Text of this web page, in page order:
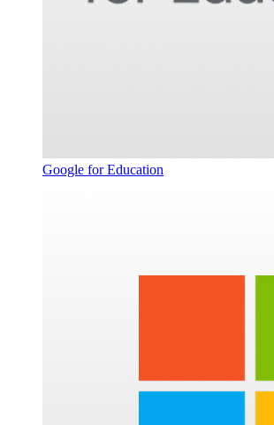
Google for Education